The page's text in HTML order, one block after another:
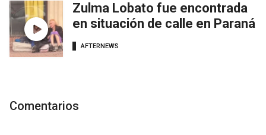
Zulma Lobato fue encontrada
en situación de calle en Paraná
AFTERNEWS
Comentarios